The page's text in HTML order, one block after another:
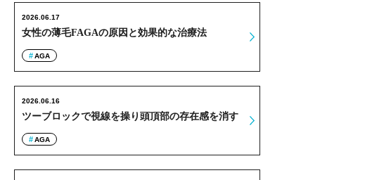
女性の薄毛FAGAの原因と効果的な治療法
2026.06.17
AGA
ツーブロックで視線を操り頭頂部の存在感を消す
2026.06.16
AGA